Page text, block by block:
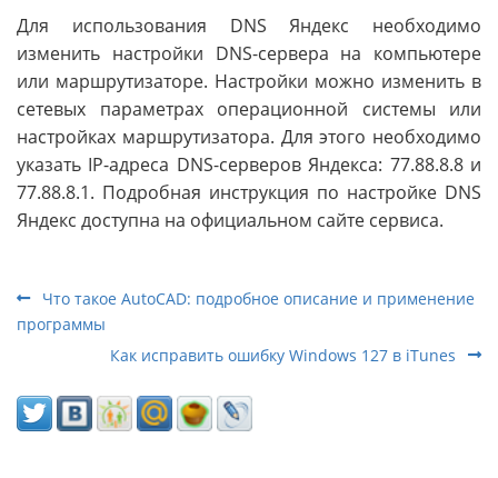
Для использования DNS Яндекс необходимо
изменить настройки DNS-сервера на компьютере
или маршрутизаторе. Настройки можно изменить в
сетевых параметрах операционной системы или
настройках маршрутизатора. Для этого необходимо
указать IP-адреса DNS-серверов Яндекса: 77.88.8.8 и
77.88.8.1. Подробная инструкция по настройке DNS
Яндекс доступна на официальном сайте сервиса.
Что такое AutoCAD: подробное описание и применение
программы
Как исправить ошибку Windows 127 в iTunes